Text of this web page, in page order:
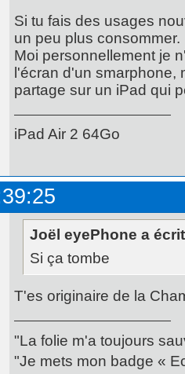
Si tu fais des usages
un peu plus consommer.
Moi personnellement je
l'écran d'un smarphone,
partage sur un iPad qui
iPad Air 2 64Go
Joël eyePhone a
Si ça tombe
T'es originaire de la
"La folie m'a toujours
"Je mets mon badge «